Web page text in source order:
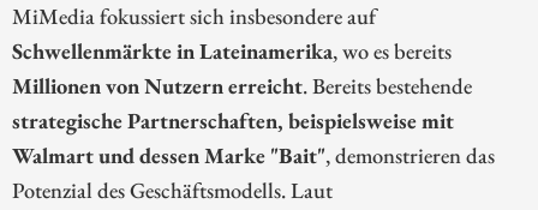
MiMedia fokussiert sich insbesondere auf
Schwellenmärkte in Lateinamerika, wo es bereits
Millionen von Nutzern erreicht. Bereits bestehende
strategische Partnerschaften, beispielsweise mit
Walmart und dessen Marke "Bait", demonstrieren das
Potenzial des Geschäftsmodells. Laut